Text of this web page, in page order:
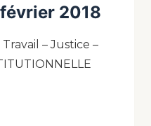
2018
– Justice –